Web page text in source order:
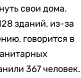
свои дома.
зданий, из-за
говорится в
367 человек.